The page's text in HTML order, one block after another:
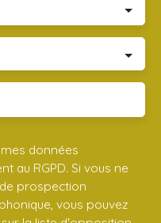
données
au RGPD. Si vous ne
prospection
vous pouvez